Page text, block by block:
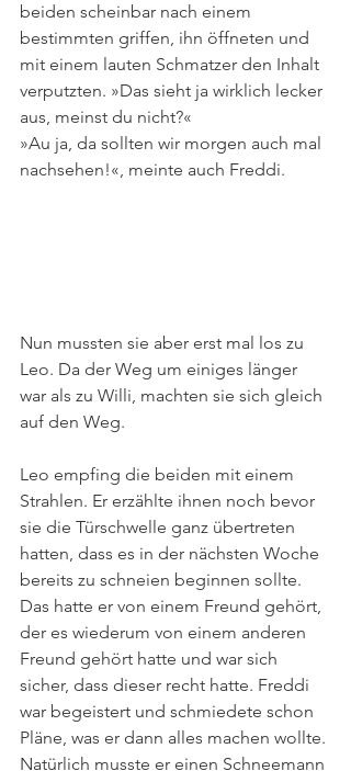
beiden scheinbar nach einem
bestimmten griffen, ihn öffneten und
mit einem lauten Schmatzer den Inhalt
verputzten. »Das sieht ja wirklich lecker
aus, meinst du nicht?«
»Au ja, da sollten wir morgen auch mal
nachsehen!«, meinte auch Freddi.
Nun mussten sie aber erst mal los zu
Leo. Da der Weg um einiges länger
war als zu Willi, machten sie sich gleich
auf den Weg.
Leo empfing die beiden mit einem
Strahlen. Er erzählte ihnen noch bevor
sie die Türschwelle ganz übertreten
hatten, dass es in der nächsten Woche
bereits zu schneien beginnen sollte.
Das hatte er von einem Freund gehört,
der es wiederum von einem anderen
Freund gehört hatte und war sich
sicher, dass dieser recht hatte. Freddi
war begeistert und schmiedete schon
Pläne, was er dann alles machen wollte.
Natürlich musste er einen Schneemann